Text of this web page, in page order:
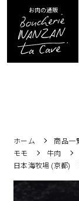
お肉の通販
ホーム 商品一
モモ
牛肉
日本海牧場 (京都)